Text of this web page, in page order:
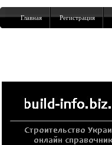
Главная Регистрация